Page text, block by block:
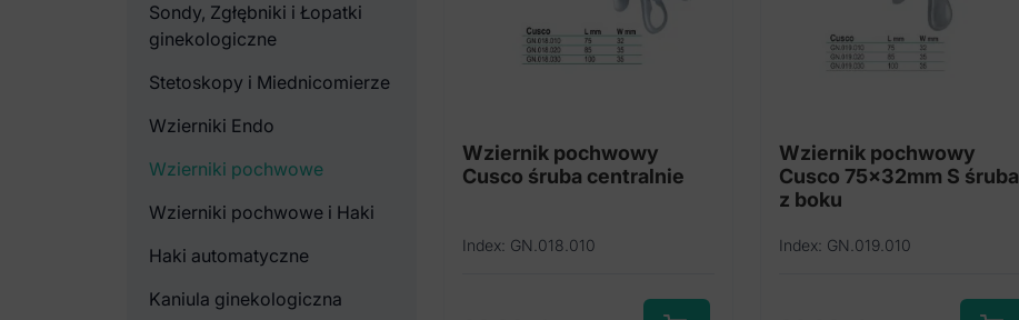
Sondy, Zgłębniki i Łopatki
ginekologiczne
Stetoskopy i Miednicomierze
Wzierniki Endo
Wzierniki pochwowe
Wzierniki pochwowe i Haki
Haki automatyczne
Kaniula ginekologiczna
Wziernik pochwowy
Cusco śruba centralnie
Index: GN.018.010
Wziernik pochwowy
Cusco 75x32mm S śruba
z boku
Index: GN.019.010